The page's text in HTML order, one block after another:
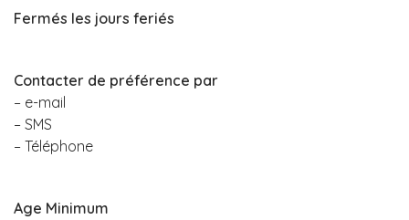
Fermés les jours feriés
Contacter de préférence par
– e-mail
– SMS
– Téléphone
Age Minimum